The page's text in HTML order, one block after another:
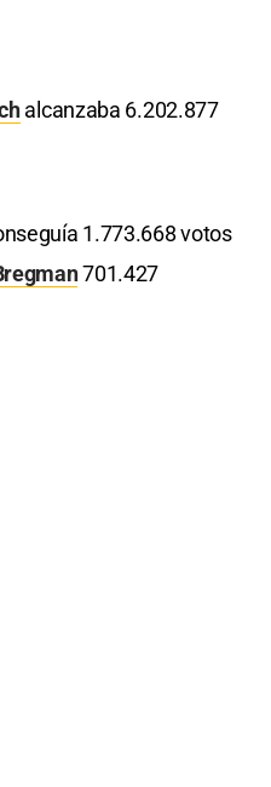
alcanzaba 6.202.877
1.773.668 votos
701.427